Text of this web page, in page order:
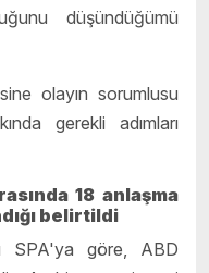
düşündüğümü
olayın sorumlusu
gerekli adımları
18 anlaşma
belirtildi
SPA'ya göre, ABD